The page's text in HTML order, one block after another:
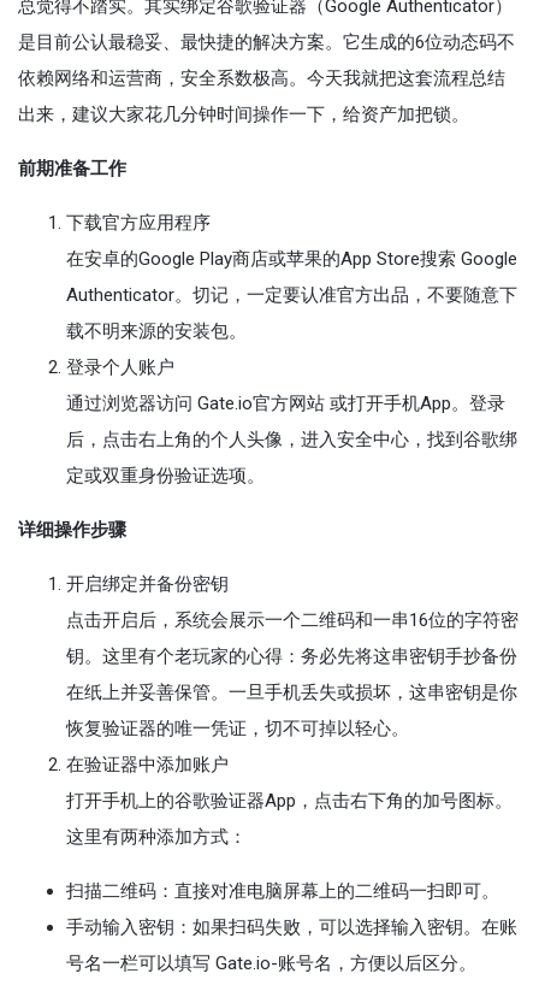
总觉得不踏实。其实绑定谷歌验证器（Google Authenticator）
是目前公认最稳妥、最快捷的解决方案。它生成的6位动态码不
依赖网络和运营商，安全系数极高。今天我就把这套流程总结
出来，建议大家花几分钟时间操作一下，给资产加把锁。
前期准备工作
下载官方应用程序
在安卓的Google Play商店或苹果的App Store搜索 Google
Authenticator。切记，一定要认准官方出品，不要随意下
载不明来源的安装包。
登录个人账户
通过浏览器访问 Gate.io官方网站 或打开手机App。登录
后，点击右上角的个人头像，进入安全中心，找到谷歌绑
定或双重身份验证选项。
详细操作步骤
开启绑定并备份密钥
点击开启后，系统会展示一个二维码和一串16位的字符密
钥。这里有个老玩家的心得：务必先将这串密钥手抄备份
在纸上并妥善保管。一旦手机丢失或损坏，这串密钥是你
恢复验证器的唯一凭证，切不可掉以轻心。
在验证器中添加账户
打开手机上的谷歌验证器App，点击右下角的加号图标。
这里有两种添加方式：
扫描二维码：直接对准电脑屏幕上的二维码一扫即可。
手动输入密钥：如果扫码失败，可以选择输入密钥。在账
号名一栏可以填写 Gate.io-账号名，方便以后区分。